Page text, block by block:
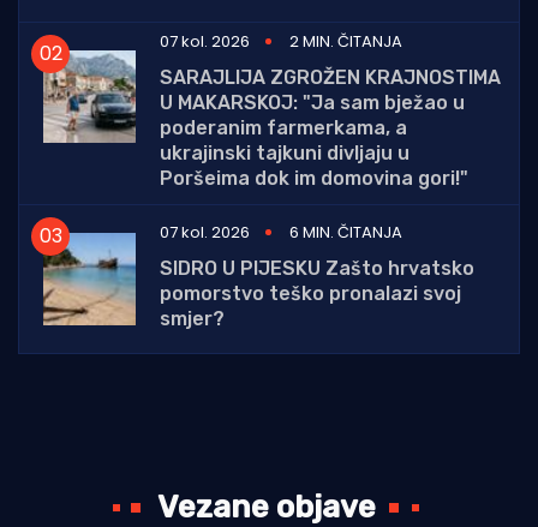
07 kol. 2026
2 MIN. ČITANJA
SARAJLIJA ZGROŽEN KRAJNOSTIMA
U MAKARSKOJ: "Ja sam bježao u
poderanim farmerkama, a
ukrajinski tajkuni divljaju u
Poršeima dok im domovina gori!"
07 kol. 2026
6 MIN. ČITANJA
SIDRO U PIJESKU Zašto hrvatsko
pomorstvo teško pronalazi svoj
smjer?
Vezane objave